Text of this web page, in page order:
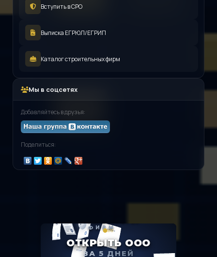
Вступить в СРО
Выписка ЕГРЮЛ/ЕГРИП
Каталог строительных фирм
Мы в соцсетях
Добавляйтесь в друзья:
Поделиться: